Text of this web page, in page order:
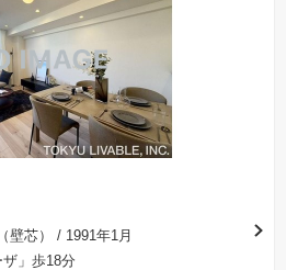
壁芯）
/ 1991年1月
」歩18分